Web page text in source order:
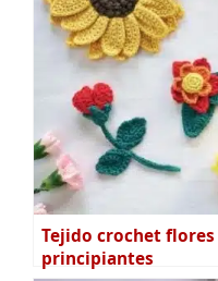
Tejido crochet
principiantes